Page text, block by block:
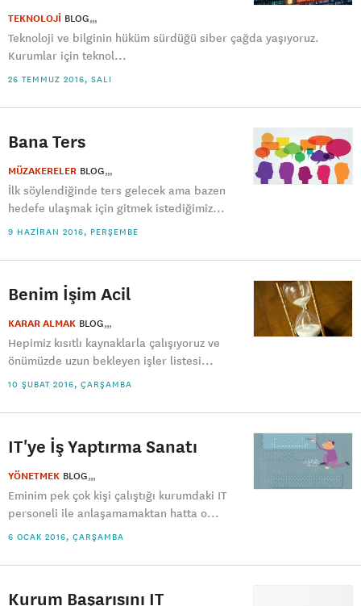
TEKNOLOJİ BLOG
Teknoloji ve bilginin hüküm sürdüğü siber çağda yaşıyoruz.
Kurumlar için teknol...
26 TEMMUZ 2016, SALI
Bana Ters
MÜZAKERELER BLOG
İlk söylendiğinde ters gelecek ama bazen
hedefe ulaşmak için gitmek istediğimiz...
9 HAZIRAN 2016, PERŞEMBE
Benim İşim Acil
KARAR ALMAK BLOG
Hepimiz kısıtlı kaynaklarla çalışıyoruz ve
önümüzde uzun bekleyen işler listesi...
10 ŞUBAT 2016, ÇARŞAMBA
IT'ye İş Yaptırma Sanatı
YÖNETMEK BLOG
Eminim pek çok kişi çalıştığı kurumdaki IT
personeli ile anlaşamamaktan hatta o...
6 OCAK 2016, ÇARŞAMBA
Kurum Başarısını IT